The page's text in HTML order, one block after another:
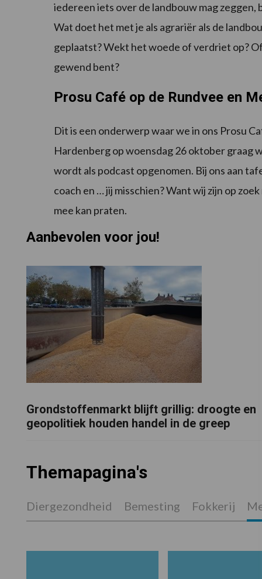
iedereen iets over de landbouw mag zeggen,
Wat doet het met je als agrariër als de
geplaatst? Wekt het woede of verdriet op?
gewend bent?
Prosu Café op de Rundvee en
Dit is een onderwerp waar we in ons Prosu
Hardenberg op woensdag 26 oktober graag
wordt als podcast opgenomen. Bij ons aan
coach en … jij misschien? Want wij zijn op
mee kan praten.
Aanbevolen voor jou!
Grondstoffenmarkt blijft grillig: droogte en
geopolitiek houden handel in de greep
Themapagina's
Diergezondheid Bemesting Fokkerij